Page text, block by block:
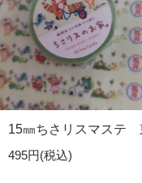
15㎜ちさリスマステ
495円(税込)